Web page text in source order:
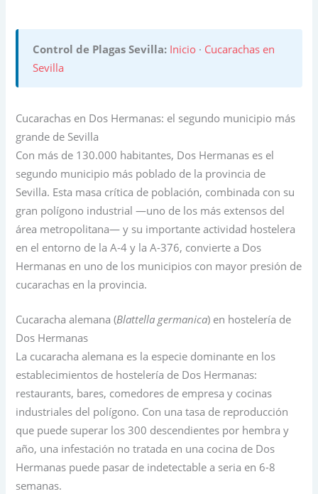
Control de Plagas Sevilla: Inicio · Cucarachas en
Sevilla
Cucarachas en Dos Hermanas: el segundo municipio más
grande de Sevilla
Con más de 130.000 habitantes, Dos Hermanas es el
segundo municipio más poblado de la provincia de
Sevilla. Esta masa crítica de población, combinada con su
gran polígono industrial —uno de los más extensos del
área metropolitana— y su importante actividad hostelera
en el entorno de la A-4 y la A-376, convierte a Dos
Hermanas en uno de los municipios con mayor presión de
cucarachas en la provincia.
Cucaracha alemana (Blattella germanica) en hostelería de
Dos Hermanas
La cucaracha alemana es la especie dominante en los
establecimientos de hostelería de Dos Hermanas:
restaurants, bares, comedores de empresa y cocinas
industriales del polígono. Con una tasa de reproducción
que puede superar los 300 descendientes por hembra y
año, una infestación no tratada en una cocina de Dos
Hermanas puede pasar de indetectable a seria en 6-8
semanas.